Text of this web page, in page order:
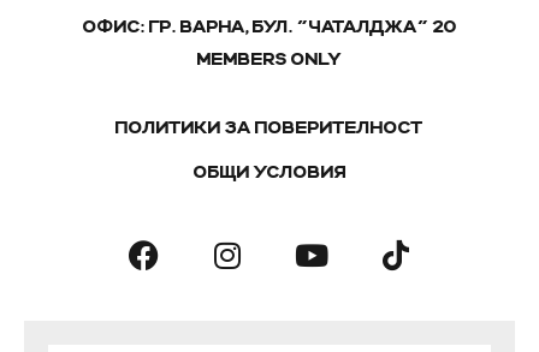
ОФИС: ГР. ВАРНА, БУЛ. "ЧАТАЛДЖА" 20
MEMBERS ONLY
ПОЛИТИКИ ЗА ПОВЕРИТЕЛНОСТ
ОБЩИ УСЛОВИЯ